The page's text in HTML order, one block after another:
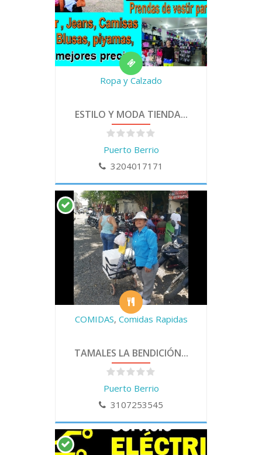
Ropa y Calzado
ESTILO Y MODA TIENDA...
Puerto Berrio
3204017171
COMIDAS, Comidas Rapidas
TAMALES LA BENDICIÓN...
Puerto Berrio
3107253545